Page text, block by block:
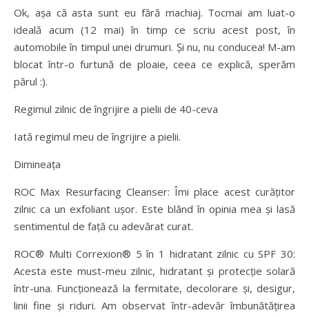
Ok, așa că asta sunt eu fără machiaj. Tocmai am luat-o
ideală acum (12 mai) în timp ce scriu acest post, în
automobile în timpul unei drumuri. Și nu, nu conducea! M-am
blocat într-o furtună de ploaie, ceea ce explică, sperăm
părul :).
Regimul zilnic de îngrijire a pielii de 40-ceva
Iată regimul meu de îngrijire a pielii.
Dimineața
ROC Max Resurfacing Cleanser: Îmi place acest curățitor
zilnic ca un exfoliant ușor. Este blând în opinia mea și lasă
sentimentul de față cu adevărat curat.
ROC® Multi Correxion® 5 în 1 hidratant zilnic cu SPF 30:
Acesta este must-meu zilnic, hidratant și protecție solară
într-una. Funcționează la fermitate, decolorare și, desigur,
linii fine și riduri. Am observat într-adevăr îmbunătățirea